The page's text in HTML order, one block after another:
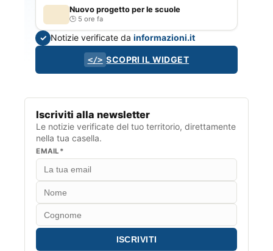
Nuovo progetto per le scuole
5 ore fa
✓ Notizie verificate dainformazioni.it
</> SCOPRI IL WIDGET
Iscriviti alla newsletter
Le notizie verificate del tuo territorio, direttamente
nella tua casella.
EMAIL*